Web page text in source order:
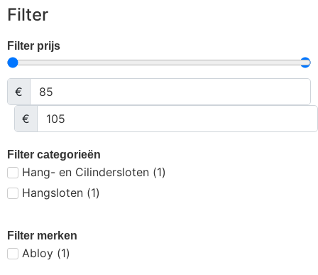
Filter
Filter prijs
€
€
Filter categorieën
Hang- en Cilindersloten (1)
Hangsloten (1)
Filter merken
Abloy (1)